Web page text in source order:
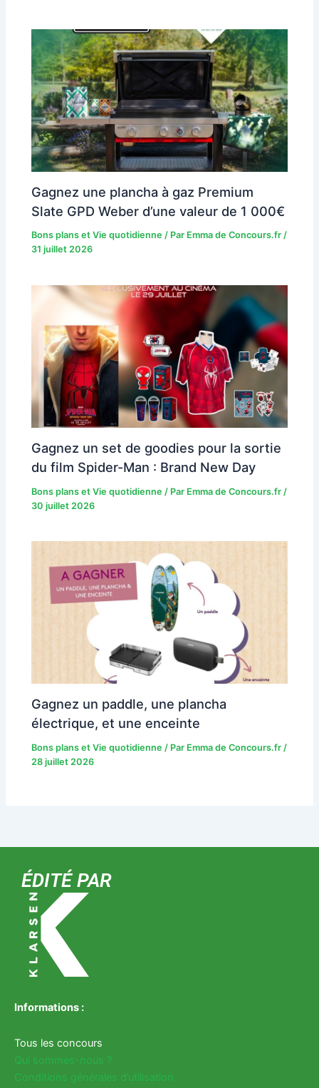
Gagnez une plancha à gaz Premium
Slate GPD Weber d’une valeur de 1 000€
Bons plans et Vie quotidienne / Par Emma de Concours.fr/
31 juillet 2026
Gagnez un set de goodies pour la sortie
du film Spider-Man : Brand New Day
Bons plans et Vie quotidienne / Par Emma de Concours.fr /
30 juillet 2026
Gagnez un paddle, une plancha
électrique, et une enceinte
Bons plans et Vie quotidienne / Par Emma de Concours.fr /
28 juillet 2026
ÉDITÉ PAR
Informations :
Tous les concours
Qui sommes-nous ?
Conditions générales d’utilisation